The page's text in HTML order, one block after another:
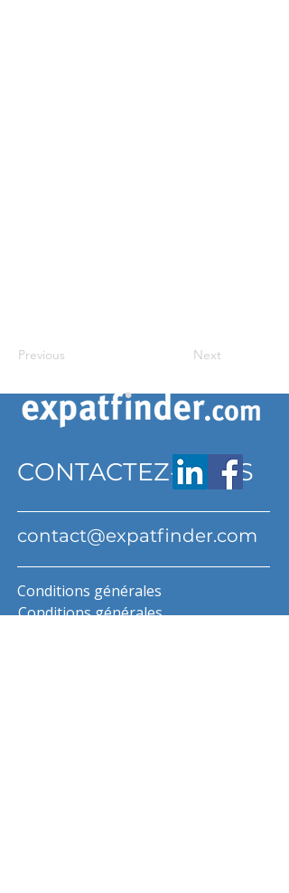
Previous Next
CONTACTEZ-NOUS
contact@expatfinder.com
Conditions générales
Conditions générales